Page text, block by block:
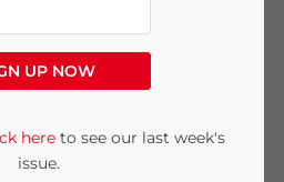
China Briefing
UP NOW
hereto see our last week's
issue.